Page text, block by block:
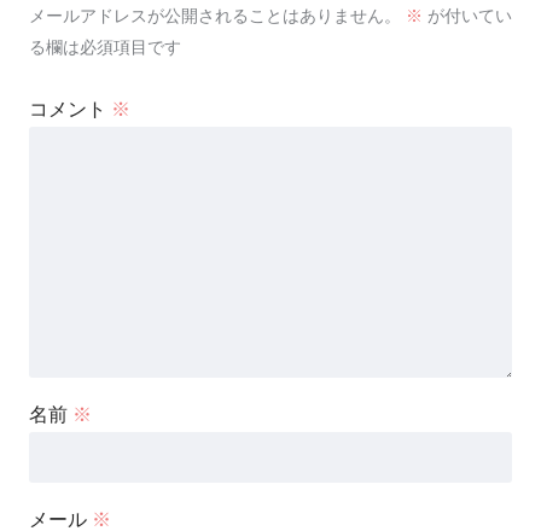
メールアドレスが公開されることはありません。 ※ が付いてい
る欄は必須項目です
コメント ※
名前 ※
メール ※